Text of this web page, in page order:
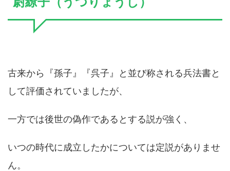
古来から『孫子』『呉子』と並び称される兵法書と
して評価されていましたが、
一方では後世の偽作であるとする説が強く、
いつの時代に成立したかについては定説がありませ
ん。